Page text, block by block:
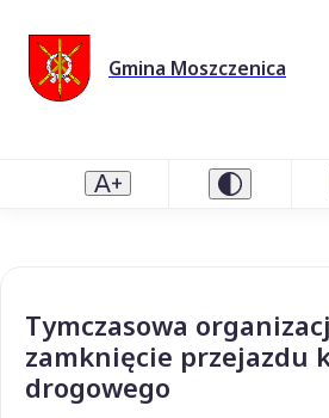
Gmina Moszczenica
Tymczasowa
zamknięcie przejazdu
drogowego